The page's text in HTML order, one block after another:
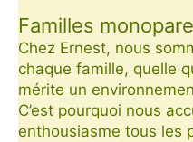
Familles
Chez Ernest, nous
chaque famille, quelle
mérite un
C’est pourquoi nous
enthousiasme tous les